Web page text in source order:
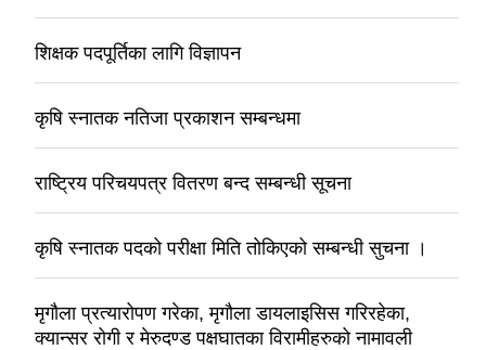
शिक्षक पदपूर्तिका लागि विज्ञापन
कृषि स्नातक नतिजा प्रकाशन सम्बन्धमा
राष्ट्रिय परिचयपत्र वितरण बन्द सम्बन्धी सूचना
कृषि स्नातक पदको परीक्षा मिति तोकिएको सम्बन्धी सुचना ।
मृगौला प्रत्यारोपण गरेका, मृगौला डायलाइसिस गरिरहेका,
क्यान्सर रोगी र मेरुदण्ड पक्षघातका विरामीहरुको नामावली